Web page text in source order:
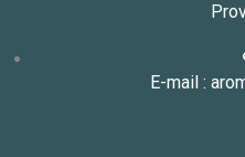
E-mail :